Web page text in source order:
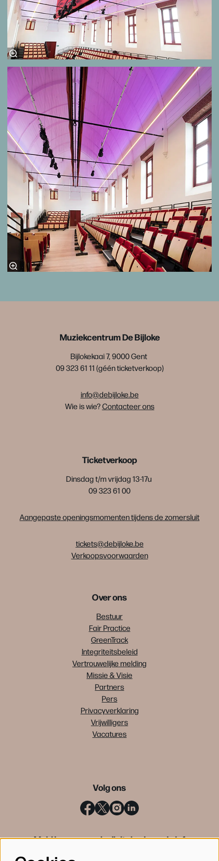
Muziekcentrum De Bijloke
Bijlokekaai 7, 9000 Gent
09 323 61 11 (géén ticketverkoop)
info@debijloke.be
Wie is wie?Contacteer ons
Ticketverkoop
Dinsdag t/m vrijdag 13-17u
09 323 61 00
Aangepaste openingsmomenten tijdens de zomersluit
tickets@debijloke.be
Verkoopsvoorwaarden
Over ons
Bestuur
Fair Practice
GreenTrack
Integriteitsbeleid
Vertrouwelijke melding
Missie & Visie
Partners
Pers
Privacyverklaring
Vrijwilligers
Vacatures
Volg ons
Meld je aan voor de digitale nieuwsbrief